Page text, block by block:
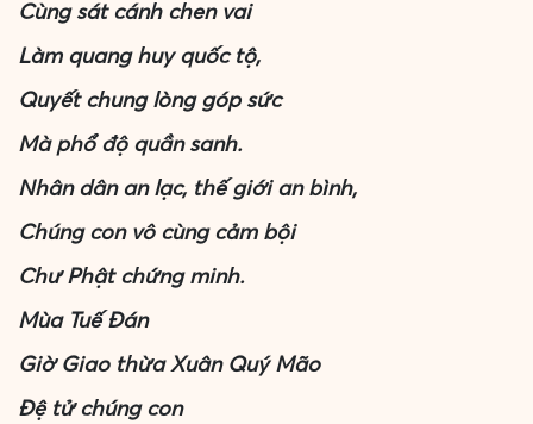
Cùng sát cánh chen vai
Làm quang huy quốc tộ,
Quyết chung lòng góp sức
Mà phổ độ quần sanh.
Nhân dân an lạc, thế giới an bình,
Chúng con vô cùng cảm bội
Chư Phật chứng minh.
Mùa Tuế Đán
Giờ Giao thừa Xuân Quý Mão
Đệ tử chúng con